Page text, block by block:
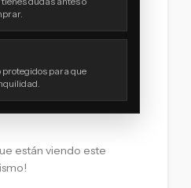
protegidos para que
están viendo este